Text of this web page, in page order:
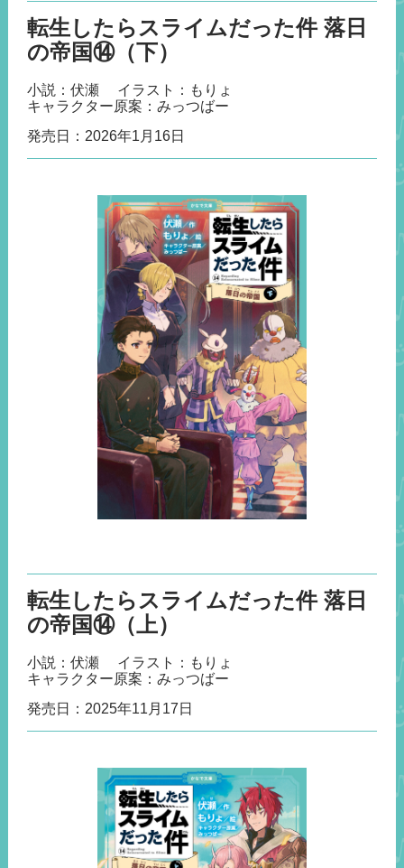
転生したらスライムだった件 落日
の帝国⑭（下）
小説：伏瀬
イラスト：もりょ
キャラクター原案：みっつばー
発売日： 2026年1月16日
転生したらスライムだった件 落日
の帝国⑭（上）
小説：伏瀬
イラスト：もりょ
キャラクター原案：みっつばー
発売日： 2025年11月17日